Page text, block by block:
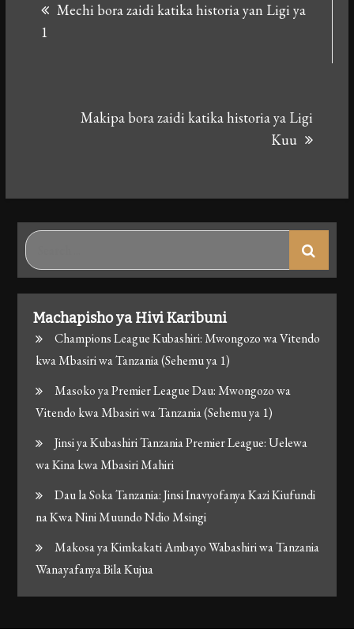
navigation
Mechi bora zaidi katika historia yan Ligi ya
1
Makipa bora zaidi katika historia ya Ligi
Kuu
Search
for:
Machapisho ya Hivi Karibuni
Champions League Kubashiri: Mwongozo wa Vitendo
kwa Mbasiri wa Tanzania (Sehemu ya 1)
Masoko ya Premier League Dau: Mwongozo wa
Vitendo kwa Mbasiri wa Tanzania (Sehemu ya 1)
Jinsi ya Kubashiri Tanzania Premier League: Uelewa
wa Kina kwa Mbasiri Mahiri
Dau la Soka Tanzania: Jinsi Inavyofanya Kazi Kiufundi
na Kwa Nini Muundo Ndio Msingi
Makosa ya Kimkakati Ambayo Wabashiri wa Tanzania
Wanayafanya Bila Kujua